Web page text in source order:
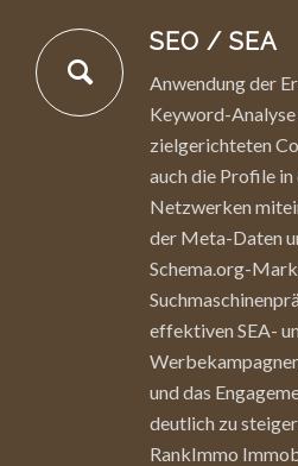
SEO / SEA
Anwendung der
Keyword-
zielgerichteten
auch die Profile in
Netzwerken
der Meta-Daten
Schema.org-
effektiven SEA-
und das
deutlich zu
RankImmo